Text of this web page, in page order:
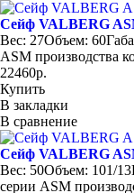
Сейф VALBERG
Вес: 27Объем:
ASM производства
22460р.
Купить
В закладки
В сравнение
Сейф VALBERG
Вес: 50Объем: 101/
серии ASM